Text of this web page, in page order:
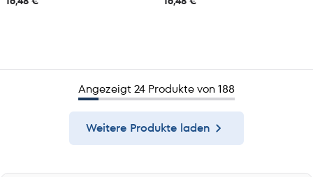
Angezeigt 24 Produkte von 188
Weitere Produkte laden